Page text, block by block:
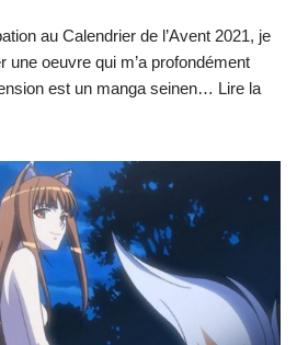
au Calendrier de l’Avent 2021, je
une oeuvre qui m’a profondément
est un manga seinen… Lire la